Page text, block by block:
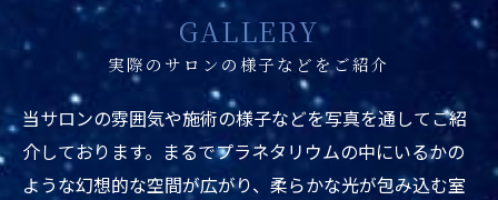
GALLERY
実際のサロンの様子などをご紹介
当サロンの雰囲気や施術の様子などを写真を通してご紹
介しております。まるでプラネタリウムの中にいるかの
ような幻想的な空間が広がり、柔らかな光が包み込む室